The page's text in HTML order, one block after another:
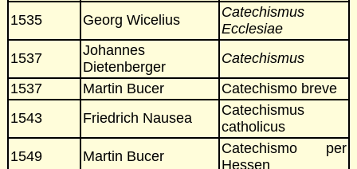
1535
Georg Wicelius
Catechismus
Ecclesiae
1537
Johannes
Dietenberger
Catechismus
1537
Martin Bucer
Catechismo breve
1543
Friedrich Nausea
Catechismus
catholicus
1549
Martin Bucer
Catechismo per
Hessen